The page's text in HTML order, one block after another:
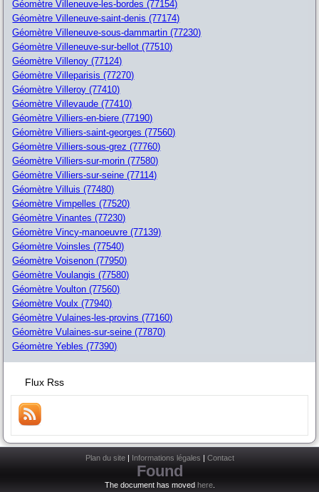
Géomètre Villeneuve-les-bordes (77154)
Géomètre Villeneuve-saint-denis (77174)
Géomètre Villeneuve-sous-dammartin (77230)
Géomètre Villeneuve-sur-bellot (77510)
Géomètre Villenoy (77124)
Géomètre Villeparisis (77270)
Géomètre Villeroy (77410)
Géomètre Villevaude (77410)
Géomètre Villiers-en-biere (77190)
Géomètre Villiers-saint-georges (77560)
Géomètre Villiers-sous-grez (77760)
Géomètre Villiers-sur-morin (77580)
Géomètre Villiers-sur-seine (77114)
Géomètre Villuis (77480)
Géomètre Vimpelles (77520)
Géomètre Vinantes (77230)
Géomètre Vincy-manoeuvre (77139)
Géomètre Voinsles (77540)
Géomètre Voisenon (77950)
Géomètre Voulangis (77580)
Géomètre Voulton (77560)
Géomètre Voulx (77940)
Géomètre Vulaines-les-provins (77160)
Géomètre Vulaines-sur-seine (77870)
Géomètre Yebles (77390)
Flux Rss
Plan du site| Informations légales Contact
Found
The document has moved here.